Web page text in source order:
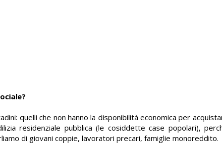
quelli che non hanno la disponibilità economica per
residenziale pubblica (le cosiddette case popolari),
di giovani coppie, lavoratori precari, famiglie